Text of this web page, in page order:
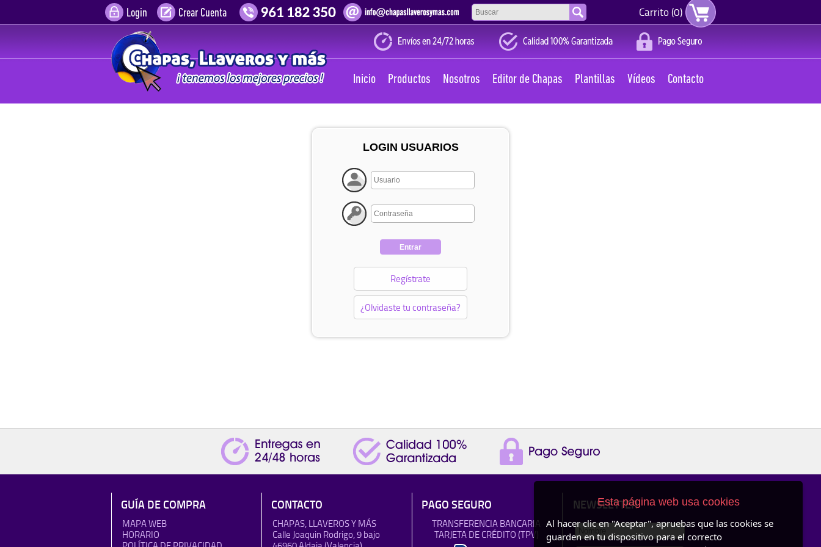
Login Crear Cuenta Carrito (0)
Nosotros Editor de Chapas Plantillas Vídeos Contacto
Productos
Inicio
LOGIN USUARIOS
Regístrate
¿Olvidaste tu contraseña?
GUÍA DE COMPRA
MAPA WEB
HORARIO
CONTACTO
CHAPAS, LLAVEROS Y MÁS
Calle Joaquin Rodrigo, 9 bajo
PAGO SEGURO
TRANSFERENCIA BANCARIA
TARJETA DE CRÉDITO (TPV)
NEWSLETTER
Esta página web usa cookies
Al hacer clic en "Aceptar", apruebas que las cookies se
guarden en tu dispositivo para el correcto